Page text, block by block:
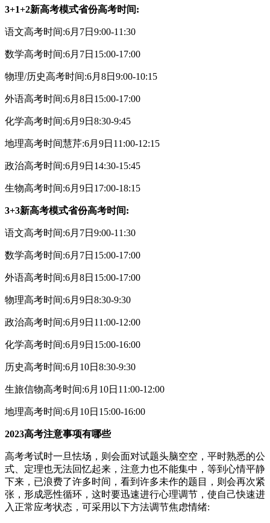
3+1+2新高考模式省份高考时间:
语文高考时间:6月7日9:00-11:30
数学高考时间:6月7日15:00-17:00
物理/历史高考时间:6月8日9:00-10:15
外语高考时间:6月8日15:00-17:00
化学高考时间:6月9日8:30-9:45
地理高考时间慧芹:6月9日11:00-12:15
政治高考时间:6月9日14:30-15:45
生物高考时间:6月9日17:00-18:15
3+3新高考模式省份高考时间:
语文高考时间:6月7日9:00-11:30
数学高考时间:6月7日15:00-17:00
外语高考时间:6月8日15:00-17:00
物理高考时间:6月9日8:30-9:30
政治高考时间:6月9日11:00-12:00
化学高考时间:6月9日15:00-16:00
历史高考时间:6月10日8:30-9:30
生旅信物高考时间:6月10日11:00-12:00
地理高考时间:6月10日15:00-16:00
2023高考注意事项有哪些
高考考试时一旦怯场，则会面对试题头脑空空，平时熟悉的公
式、定理也无法回忆起来，注意力也不能集中，等到心情平静
下来，已浪费了许多时间，看到许多未作的题目，则会再次紧
张，形成恶性循环，这时要迅速进行心理调节，使自己快速进
入正常应考状态，可采用以下方法调节焦虑情绪: